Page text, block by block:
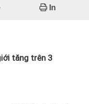
In
tăng trên 3